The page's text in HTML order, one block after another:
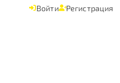
Войти Регистрация